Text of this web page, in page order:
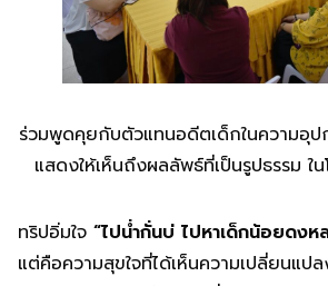
ร่วมพูดคุยกับตัวแทนอดีตเด็กในความอุป
แสดงให้เห็นถึงผลลัพธ์ที่เป็นรูปธรรม ใ
ทริปอิ่มใจ “ไปน่ำกั่นบ่ ไปหาเด็กน้อยดงห
แต่คือความสุขใจที่ได้เห็นความเปลี่ยนแป